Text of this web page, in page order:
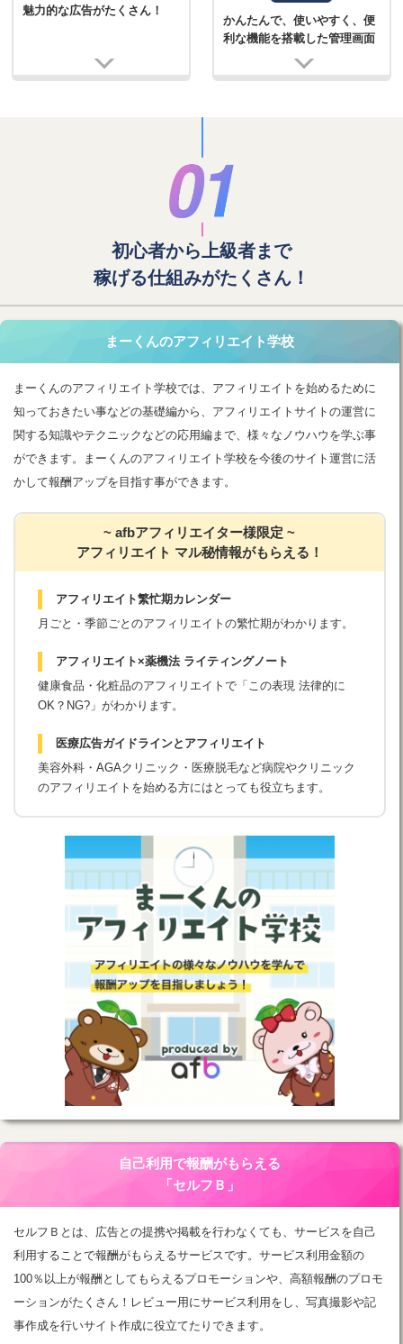
魅力的な広告がたくさん！
かんたんで、使いやすく、便
利な機能を搭載した管理画面
初心者から上級者まで
稼げる仕組みがたくさん！
まーくんのアフィリエイト学校
まーくんのアフィリエイト学校では、アフィリエイトを始めるために
知っておきたい事などの基礎編から、アフィリエイトサイトの運営に
関する知識やテクニックなどの応用編まで、様々なノウハウを学ぶ事
ができます。まーくんのアフィリエイト学校を今後のサイト運営に活
かして報酬アップを目指す事ができます。
~ afbアフィリエイター様限定 ~
アフィリエイト マル秘情報がもらえる！
アフィリエイト繁忙期カレンダー
月ごと・季節ごとのアフィリエイトの繁忙期がわかります。
アフィリエイト×薬機法 ライティングノート
健康食品・化粧品のアフィリエイトで「この表現 法律的に
OK？NG?」がわかります。
医療広告ガイドラインとアフィリエイト
美容外科・AGAクリニック・医療脱毛など病院やクリニック
のアフィリエイトを始める方にはとっても役立ちます。
自己利用で報酬がもらえる
「セルフＢ」
セルフＢとは、広告との提携や掲載を行わなくても、サービスを自己
利用することで報酬がもらえるサービスです。サービス利用金額の
100％以上が報酬としてもらえるプロモーションや、高額報酬のプロモ
ーションがたくさん！レビュー用にサービス利用をし、写真撮影や記
事作成を行いサイト作成に役立てたりできます。